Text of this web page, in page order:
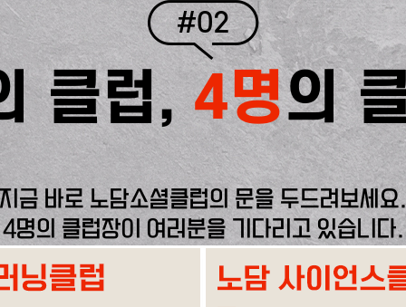
#02
클럽,4명의
지금 바로 노담소셜클럽의 문을 두드려보세요.
4명의 클럽장이 여러분을 기다리고 있습니다.